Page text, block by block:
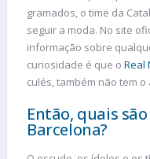
gramados, o time da
seguir a moda. No site
informação sobre
curiosidade é que o Real
culés, também não tem o
Então, quais
Barcelona?